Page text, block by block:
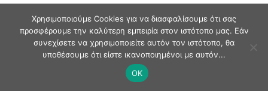
Χρησιμοποιούμε Cookies για να διασφαλίσουμε ότι σας
προσφέρουμε την καλύτερη εμπειρία στον ιστότοπο μας. Εάν
συνεχίσετε να χρησιμοποιείτε αυτόν τον ιστότοπο, θα
υποθέσουμε ότι είστε ικανοποιημένοι με αυτόν...
OK